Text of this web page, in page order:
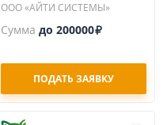
ООО «АЙТИ СИСТЕМЫ»
Сумма до 200000
ПОДАТЬ ЗАЯВКУ